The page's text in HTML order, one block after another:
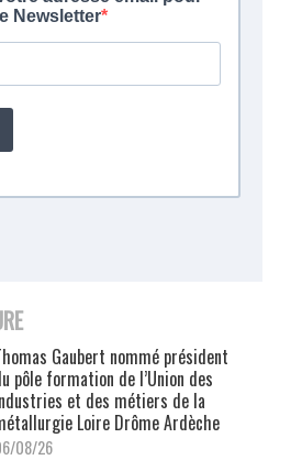
Gaubert nommé président
pôle formation de l’Union des
et des métiers de la
Loire Drôme Ardèche
08/26